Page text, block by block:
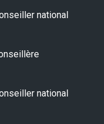
national
national